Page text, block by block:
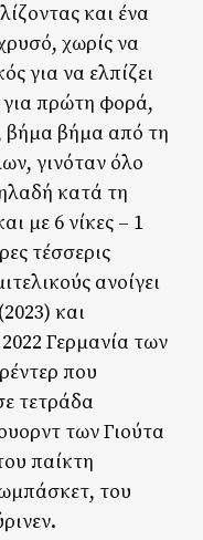
και ένα
χωρίς να
για να ελπίζει
για πρώτη φορά,
βήμα βήμα από τη
γινόταν όλο
κατά τη
με 6 νίκες – 1
τέσσερις
ανοίγει
και
Γερμανία των
που
τετράδα
των Γιούτα
παίκτη
του